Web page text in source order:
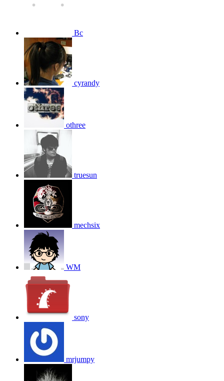
Bc
cyrandy
othree
truesun
mechsix
WM
sony
mrjumpy